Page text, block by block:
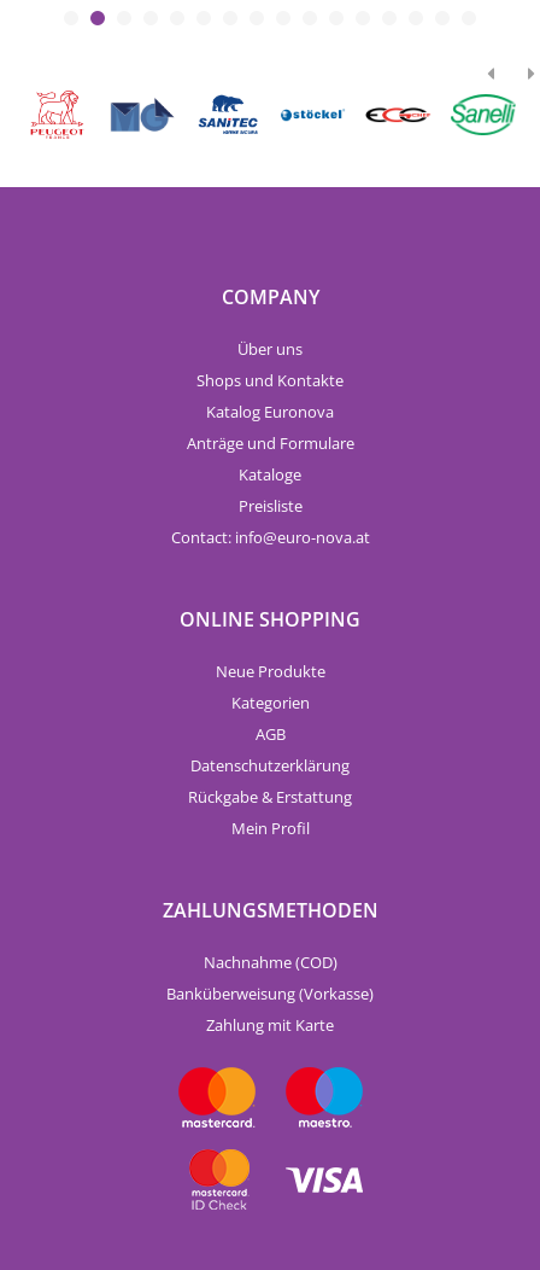
COMPANY
Über uns
Shops und Kontakte
Katalog Euronova
Anträge und Formulare
Kataloge
Preisliste
Contact: info euro-nova.at
ONLINE SHOPPING
Neue Produkte
Kategorien
AGB
Datenschutzerklärung
Rückgabe & Erstattung
Mein Profil
ZAHLUNGSMETHODEN
Nachnahme (COD)
Banküberweisung (Vorkasse)
Zahlung mit Karte